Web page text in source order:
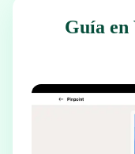
Guía en